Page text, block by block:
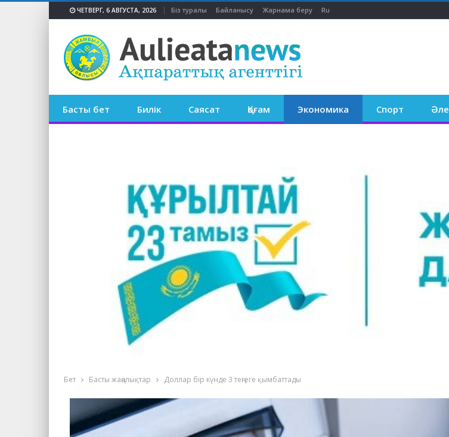
ЧЕТВЕРГ, 6 АВГУСТА, 2026 Біз туралы Байланысу Жарнама беру Ru
Басты бет Билік Саясат Қоғам Экономика Спорт
Бет Басты жаңалықтар Доллар бір күнде 3 теңгеге қымбаттады